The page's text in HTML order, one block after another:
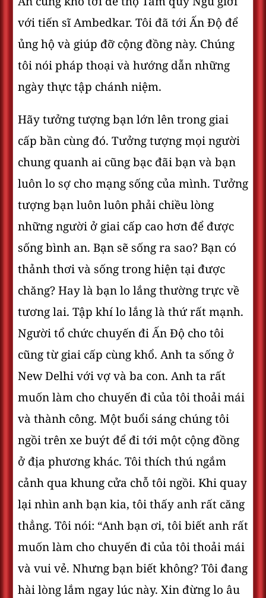
với tiến sĩ Ambedkar. Tôi đã tới Ấn Độ để
ủng hộ và giúp đỡ cộng đồng này. Chúng
tôi nói pháp thoại và hướng dẫn những
ngày thực tập chánh niệm.
Hãy tưởng tượng bạn lớn lên trong giai
cấp bần cùng đó. Tưởng tượng mọi người
chung quanh ai cũng bạc đãi bạn và bạn
luôn lo sợ cho mạng sống của mình. Tưởng
tượng bạn luôn luôn phải chiều lòng
những người ở giai cấp cao hơn để được
sống bình an. Bạn sẽ sống ra sao? Bạn có
thảnh thơi và sống trong hiện tại được
chăng? Hay là bạn lo lắng thường trực về
tương lai. Tập khí lo lắng là thứ rất mạnh.
Người tổ chức chuyến đi Ấn Độ cho tôi
cũng từ giai cấp cùng khổ. Anh ta sống ở
New Delhi với vợ và ba con. Anh ta rất
muốn làm cho chuyến đi của tôi thoải mái
và thành công. Một buổi sáng chúng tôi
ngồi trên xe buýt để đi tới một cộng đồng
ở địa phương khác. Tôi thích thú ngắm
cảnh qua khung cửa chỗ tôi ngồi. Khi quay
lại nhìn anh bạn kia, tôi thấy anh rất căng
thẳng. Tôi nói: “Anh bạn ơi, tôi biết anh rất
muốn làm cho chuyến đi của tôi thoải mái
và vui vẻ. Nhưng bạn biết không? Tôi đang
hài lòng lắm ngay lúc này. Xin đừng lo âu